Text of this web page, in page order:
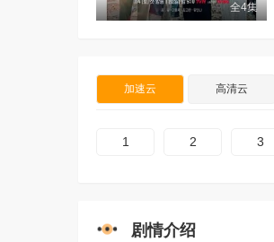
全4集
加速云 高清云
1 2 3
剧情介绍